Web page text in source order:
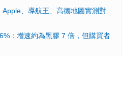
、導航王、高德地圖實測對
：增速約為黑膠 7 倍，但購買者